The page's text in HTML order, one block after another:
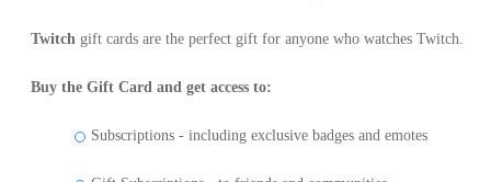
OFERTAS DE 12VENDEDORES
Twitch gift cards are the perfect gift for anyone who watches Twitch.
Buy the Gift Card and get access to:
Subscriptions - including exclusive badges and emotes